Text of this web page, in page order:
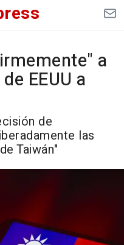
a
EEUU a
de
las
Taiwán"